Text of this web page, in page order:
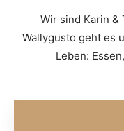
Wir sind Karin &
Wallygusto geht es
Leben: